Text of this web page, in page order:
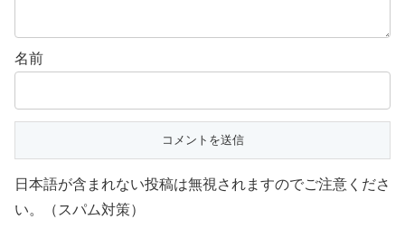
名前
日本語が含まれない投稿は無視されますのでご注意くださ
い。（スパム対策）